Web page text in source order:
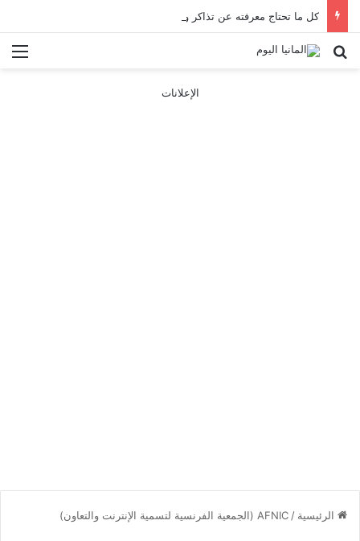
كل ما تحتاج معرفته عن تذاكر ووسائل النقل في باريس 2025
بحث عن
الإعلانات
الرئيسية / AFNIC (الجمعية الفرنسية لتسمية الإنترنت والتعاون)